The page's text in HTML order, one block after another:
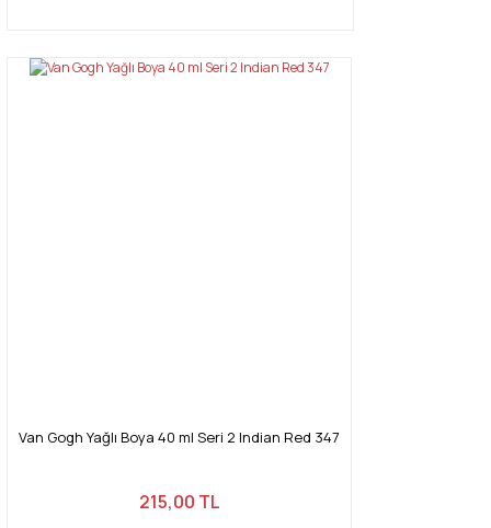
Van Gogh Yağlı Boya 40 ml Seri 2 Indian Red 347
215,00 TL